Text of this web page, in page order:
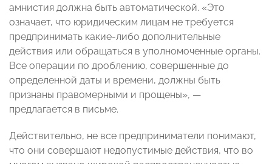
амнистия должна быть автоматической. «Это
означает, что юридическим лицам не требуется
предпринимать какие-либо дополнительные
действия или обращаться в уполномоченные органы.
Все операции по дроблению, совершенные до
определенной даты и времени, должны быть
признаны правомерными и прощены», —
предлагается в письме.
Действительно, не все предприниматели понимают,
что они совершают недопустимые действия, что во